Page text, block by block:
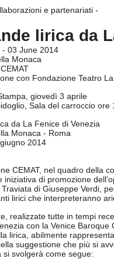
e partenariati -
lirica da
- 03 June 2014
Monaca
con Fondazione Teatro
giovedì 3 aprile
Sala del carroccio ore
da La Fenice di Venezia
Monaca - Roma
2014
CEMAT, nel quadro della
iniziativa di promozione
di Giuseppe Verdi,
lirici che interpreteranno
realizzate tutte in tempi
con la Venice
lirica, abilmente
suggestione che più si
si svolgerà come segue: